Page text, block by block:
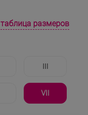
таблица размеров
III
VII